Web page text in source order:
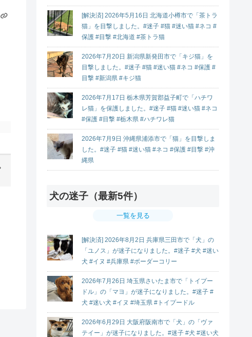
[解決済] 2026年5月16日 北海道小樽市で「茶トラ
猫」を目撃しました。#迷子 #猫 #迷い猫 #ネコ #
保護 #目撃 #北海道 #茶トラ猫
2026年7月20日 新潟県新発田市で「キジ猫」を
目撃しました。#迷子 #猫 #迷い猫 #ネコ #保護 #
目撃 #新潟県 #キジ猫
2026年7月17日 栃木県芳賀郡益子町で「ハチワ
レ猫」を保護しました。#迷子 #猫 #迷い猫 #ネコ
#保護 #目撃 #栃木県 #ハチワレ猫
2026年7月9日 沖縄県浦添市で「猫」を目撃しま
した。#迷子 #猫 #迷い猫 #ネコ #保護 #目撃 #沖
縄県
犬の迷子（最新5件）
一覧を見る
[解決済] 2026年8月2日 兵庫県三田市で「犬」の
「ユノス」が迷子になりました。#迷子 #犬 #迷い
犬 #イヌ #兵庫県 #ボーダーコリー
2026年7月26日 埼玉県さいたま市で「トイプー
ドル」の「マヨ」が迷子になりました。#迷子 #
犬 #迷い犬 #イヌ #埼玉県 #トイプードル
2026年6月29日 大阪府阪南市で「犬」の「ヴァ
テイー」が迷子になりました。#迷子 #犬 #迷い犬